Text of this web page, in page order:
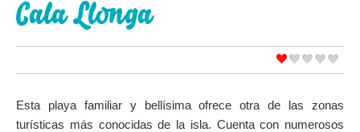
GODITI IBIZA
Proposte per tutti i gusti
AGENDA
Cala Llonga
Esta playa familiar y bellísima ofrece otra de las zonas
turísticas más conocidas de la isla. Cuenta con numerosos